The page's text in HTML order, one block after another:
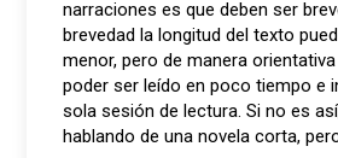
narraciones es que deben ser
brevedad la longitud del texto
menor, pero de manera
poder ser leído en poco tiempo e
sola sesión de lectura. Si no es
hablando de una novela corta,